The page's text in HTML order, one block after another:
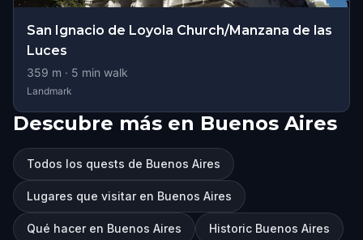
San Ignacio de Loyola Church/Manzana de las
Luces
359 m · 5 min walk
Landmark
Descubre más en Buenos Aires
Todos los quests de Buenos Aires
Lugares que visitar en Buenos Aires
Qué hacer en Buenos Aires Historic Buenos Aires